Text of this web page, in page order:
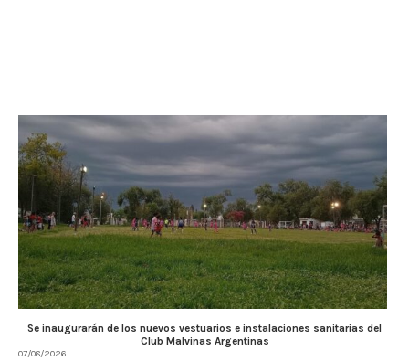
Se inaugurarán de los nuevos vestuarios e instalaciones sanitarias del
Club Malvinas Argentinas
07/08/2026